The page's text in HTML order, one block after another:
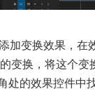
变换效果，在
变换，将这个变
处的效果控件中